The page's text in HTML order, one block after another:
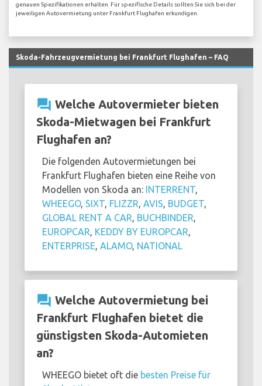
genauen Spezifikationen erhalten. Für spezifische Details sollten Sie sich bei der
jeweiligen Autovermietung unter Frankfurt Flughafen erkundigen.
Skoda-Fahrzeugvermietung bei Frankfurt Flughafen – FAQ
question_answer Welche Autovermieter bieten
Skoda-Mietwagen bei Frankfurt
Flughafen an?
Die folgenden Autovermietungen bei
Frankfurt Flughafen bieten eine Reihe von
Modellen von Skoda an: INTERRENT
WHEEGO, SIXT FLIZZR AVIS BUDGET
GLOBAL RENT A CAR BUCHBINDER
EUROPCAR KEDDY BY EUROPCAR
ENTERPRISE ALAMO, NATIONAL
question_answer Welche Autovermietung bei
Frankfurt Flughafen bietet die
günstigsten Skoda-Automieten
an?
WHEEGO bietet oft die besten Preise für